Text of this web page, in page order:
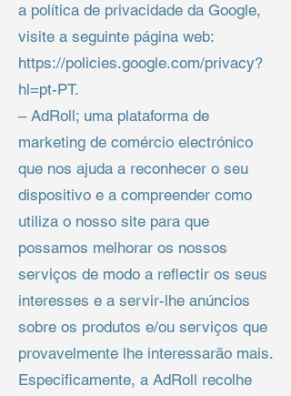
a política de privacidade da Google,
visite a seguinte página web:
https://policies.google.com/privacy?
hl=pt-PT.
– AdRoll; uma plataforma de
marketing de comércio electrónico
que nos ajuda a reconhecer o seu
dispositivo e a compreender como
utiliza o nosso site para que
possamos melhorar os nossos
serviços de modo a reflectir os seus
interesses e a servir-lhe anúncios
sobre os produtos e/ou serviços que
provavelmente lhe interessarão mais.
Especificamente, a AdRoll recolhe